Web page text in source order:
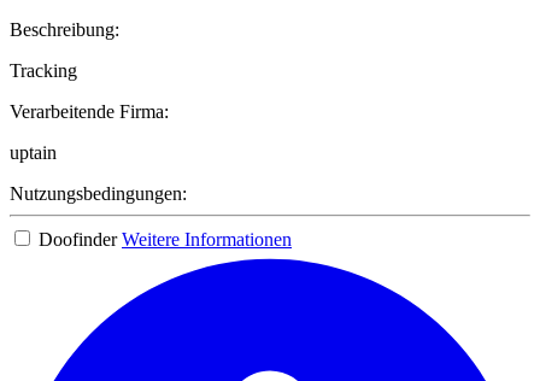
Beschreibung:
Tracking
Verarbeitende Firma:
uptain
Nutzungsbedingungen:
Doofinder Weitere Informationen